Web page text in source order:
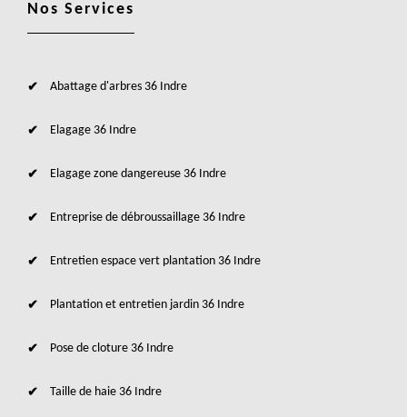
Nos Services
Abattage d'arbres 36 Indre
Elagage 36 Indre
Elagage zone dangereuse 36 Indre
Entreprise de débroussaillage 36 Indre
Entretien espace vert plantation 36 Indre
Plantation et entretien jardin 36 Indre
Pose de cloture 36 Indre
Taille de haie 36 Indre